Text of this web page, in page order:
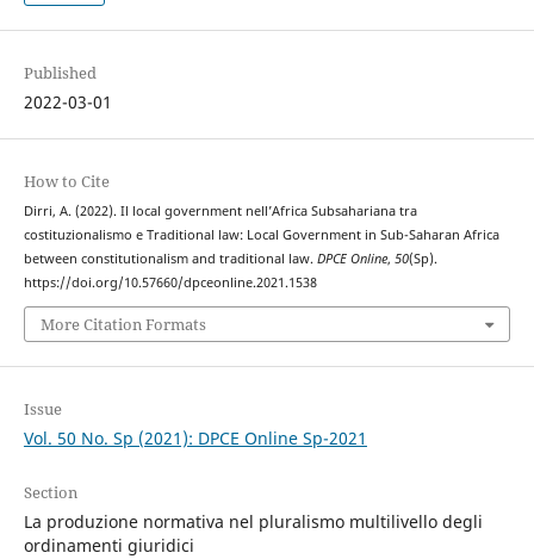
Published
2022-03-01
How to Cite
Dirri, A. (2022). Il local government nell’Africa Subsahariana tra
costituzionalismo e Traditional law: Local Government in Sub-Saharan Africa
between constitutionalism and traditional law. DPCE Online, 50(Sp).
https://doi.org/10.57660/dpceonline.2021.1538
More Citation Formats
Issue
Vol. 50 No. Sp (2021): DPCE Online Sp-2021
Section
La produzione normativa nel pluralismo multilivello degli
ordinamenti giuridici